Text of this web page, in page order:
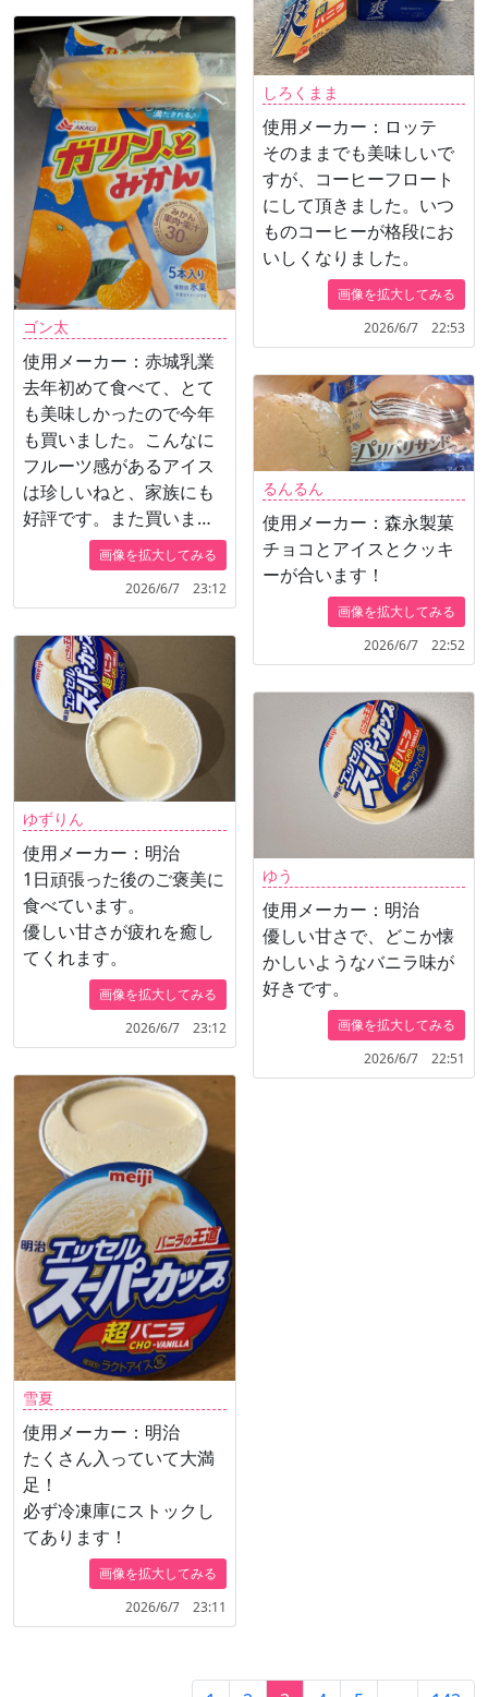
ゴン太
使用メーカー：赤城乳業
去年初めて食べて、とて
も美味しかったので今年
も買いました。こんなに
フルーツ感があるアイス
は珍しいねと、家族にも
好評です。また買いま
画像を拡大してみる
2026/6/7 23:12
ゆずりん
使用メーカー：明治
1日頑張った後のご褒美に
食べています。
優しい甘さが疲れを癒し
てくれます。
画像を拡大してみる
2026/6/7 23:12
雪夏
使用メーカー：明治
たくさん入っていて大満
足！
必ず冷凍庫にストックし
てあります！
画像を拡大してみる
2026/6/7 23:11
しろくまま
使用メーカー：ロッテ
そのままでも美味しいで
すが、コーヒーフロート
にして頂きました。いつ
ものコーヒーが格段にお
いしくなりました。
画像を拡大してみる
2026/6/7 22:53
るんるん
使用メーカー：森永製菓
チョコとアイスとクッキ
ーが合います！
画像を拡大してみる
2026/6/7 22:52
ゆう
使用メーカー：明治
優しい甘さで、どこか懐
かしいようなバニラ味が
好きです。
画像を拡大してみる
2026/6/7 22:51